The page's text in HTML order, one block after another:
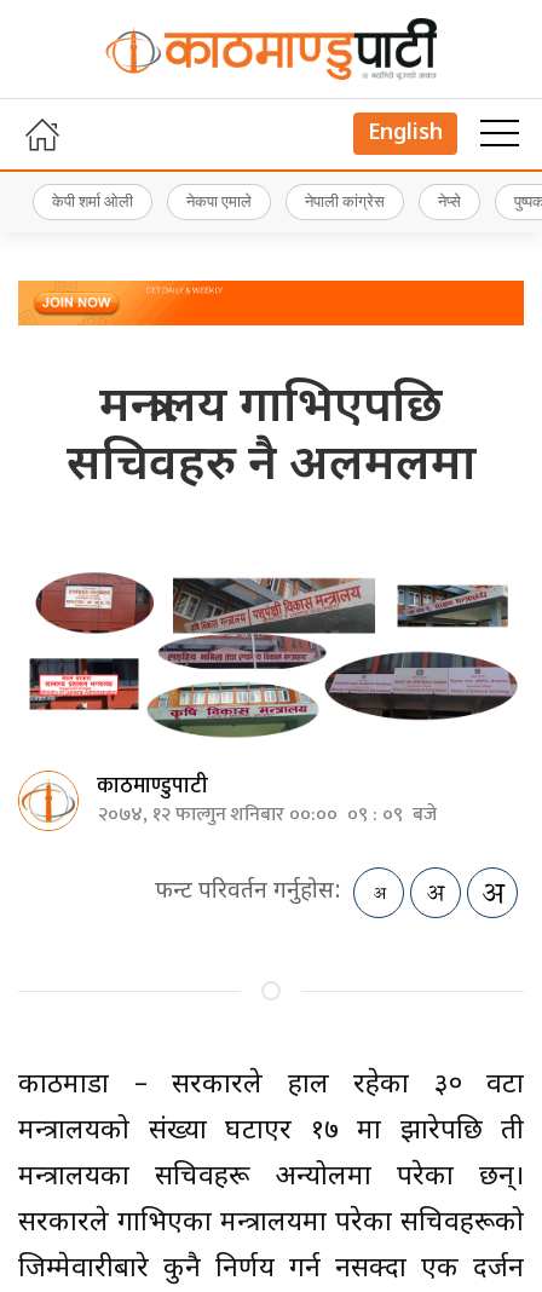
English
केपी शर्मा ओली नेकपा एमाले नेपाली कांग्रेस नेप्से
मन्त्रालय गाभिएपछि
सचिवहरु नै अलमलमा
काठमाण्डुपाटी
२०७४, १२ फाल्गुन शनिबार ००:०० ०९ : ०९ बजे
फन्ट परिवर्तन गर्नुहोस:
काठमाडौं – सरकारले हाल रहेका ३० वटा
मन्त्रालयको संख्या घटाएर १७ मा झारेपछि ती
मन्त्रालयका सचिवहरू अन्योलमा परेका छन्।
सरकारले गाभिएका मन्त्रालयमा परेका सचिवहरूको
जिम्मेवारीबारे कुनै निर्णय गर्न नसक्दा एक दर्जन